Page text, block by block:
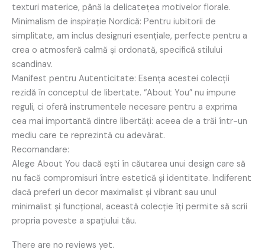
texturi materice, până la delicatețea motivelor florale.
Minimalism de inspirație Nordică: Pentru iubitorii de
simplitate, am inclus designuri esențiale, perfecte pentru a
crea o atmosferă calmă și ordonată, specifică stilului
scandinav.
Manifest pentru Autenticitate: Esența acestei colecții
rezidă în conceptul de libertate. “About You” nu impune
reguli, ci oferă instrumentele necesare pentru a exprima
cea mai importantă dintre libertăți: aceea de a trăi într-un
mediu care te reprezintă cu adevărat.
Recomandare:
Alege About You dacă ești în căutarea unui design care să
nu facă compromisuri între estetică și identitate. Indiferent
dacă preferi un decor maximalist și vibrant sau unul
minimalist și funcțional, această colecție îți permite să scrii
propria poveste a spațiului tău.
There are no reviews yet.